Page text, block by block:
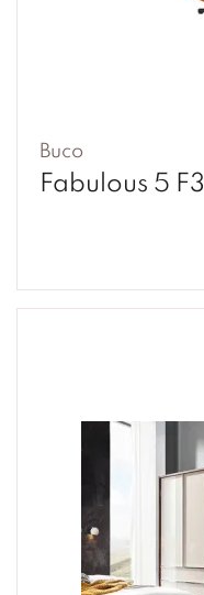
Buco
Fabulous 5 F3